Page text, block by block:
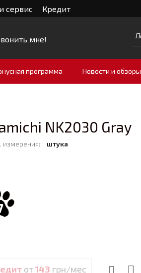
сервис Кредит
мне!
программа Новости и обзоры
NK2030 Gray
измерения: штука
от143 грн/мес